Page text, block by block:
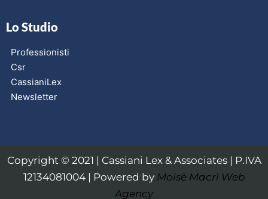
Lo Studio
Professionisti
Csr
CassianiLex
Newsletter
Copyright © 2021 | Cassiani Lex & Associates | P.IVA
12134081004 | Powered by Moisè Macrì Web
Agency